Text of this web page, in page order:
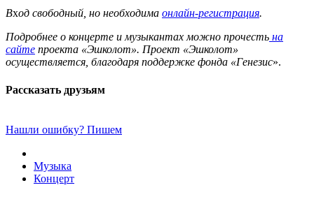
Вход свободный, но необходима онлайн-регистрация.
Подробнее о концерте и музыкантах можно прочесть на
сайте проекта «Эшколот». Проект «Эшколот»
осуществляется, благодаря поддержке фонда «Генезис».
Рассказать друзьям
Нашли ошибку? Пишем
Музыка
Концерт